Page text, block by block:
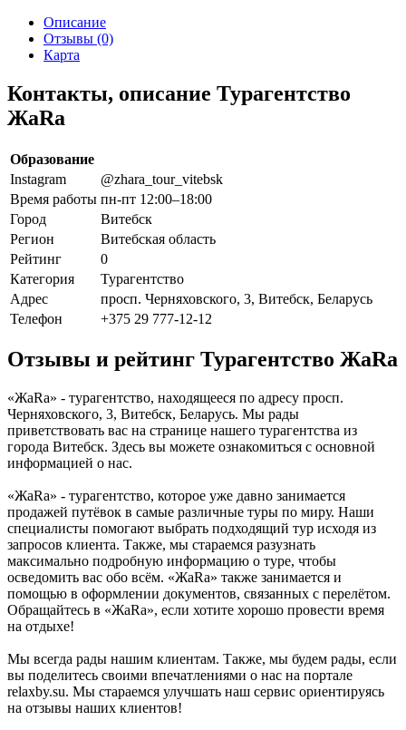
Описание
Отзывы (0)
Карта
Контакты, описание Турагентство
ЖаRа
Образование
Instagram
@zhara_tour_vitebsk
Время работы пн-пт 12:00–18:00
Город
Витебск
Регион
Витебская область
Рейтинг
0
Категория
Турагентство
Адрес
просп. Черняховского, 3, Витебск, Беларусь
Телефон
+375 29 777-12-12
Отзывы и рейтинг Турагентство ЖаRа
«ЖаRа» - турагентство, находящееся по адресу просп.
Черняховского, 3, Витебск, Беларусь. Мы рады
приветствовать вас на странице нашего турагентства из
города Витебск. Здесь вы можете ознакомиться с основной
информацией о нас.
«ЖаRа» - турагентство, которое уже давно занимается
продажей путёвок в самые различные туры по миру. Наши
специалисты помогают выбрать подходящий тур исходя из
запросов клиента. Также, мы стараемся разузнать
максимально подробную информацию о туре, чтобы
осведомить вас обо всём. «ЖаRа» также занимается и
помощью в оформлении документов, связанных с перелётом.
Обращайтесь в «ЖаRа», если хотите хорошо провести время
на отдыхе!
Мы всегда рады нашим клиентам. Также, мы будем рады, если
вы поделитесь своими впечатлениями о нас на портале
relaxby.su. Мы стараемся улучшать наш сервис ориентируясь
на отзывы наших клиентов!